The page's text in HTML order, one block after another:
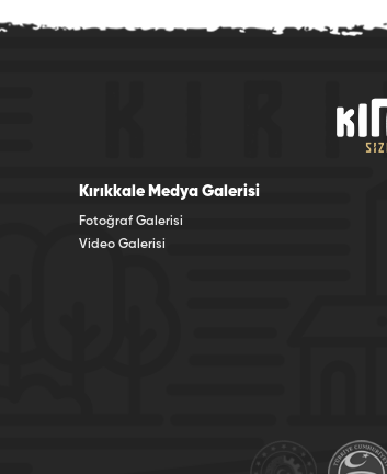
Kırıkkale Medya Galerisi
Fotoğraf Galerisi
Video Galerisi